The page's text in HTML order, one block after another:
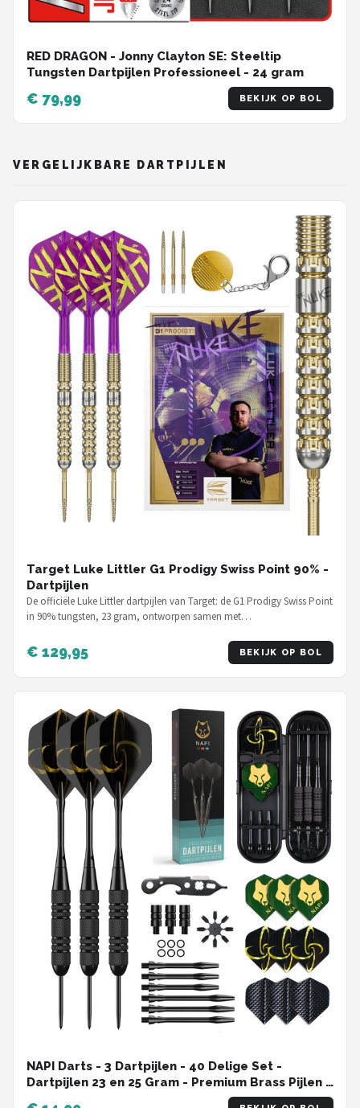
RED DRAGON - Jonny Clayton SE: Steeltip
Tungsten Dartpijlen Professioneel - 24 gram
€ 79,99 BEKIJK OP BOL
VERGELIJKBARE DARTPIJLEN
Target Luke Littler G1 Prodigy Swiss Point 90% -
Dartpijlen
De officiële Luke Littler dartpijlen van Target: de G1 Prodigy Swiss Point
in 90% tungsten, 23 gram, ontworpen samen met…
€ 129,95 BEKIJK OP BOL
NAPI Darts - 3 Dartpijlen - 40 Delige Set -
Dartpijlen 23 en 25 Gram - Premium Brass Pijlen -
Hoge kwaliteit Steeltip - Inclusief Dart Flights - 2